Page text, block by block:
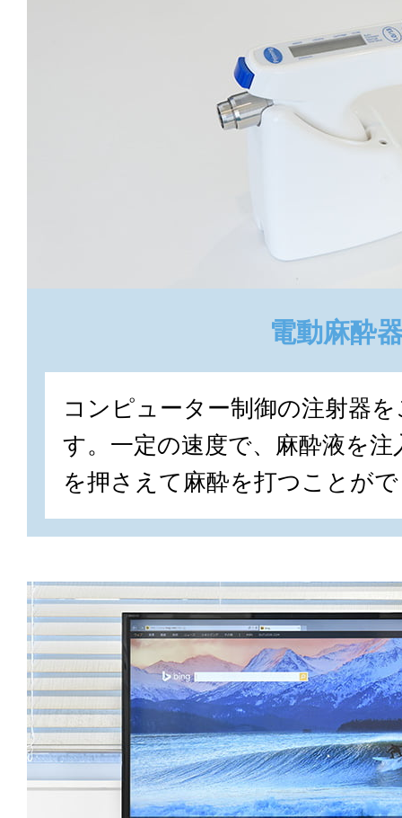
電動麻酔
コンピューター制御の注射器
す。一定の速度で、麻酔液を
を押さえて麻酔を打つことが